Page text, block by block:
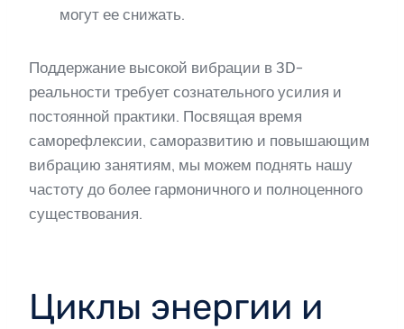
могут ее снижать.
Поддержание высокой вибрации в 3D-
реальности требует сознательного усилия и
постоянной практики. Посвящая время
саморефлексии, саморазвитию и повышающим
вибрацию занятиям, мы можем поднять нашу
частоту до более гармоничного и полноценного
существования.
Циклы энергии и